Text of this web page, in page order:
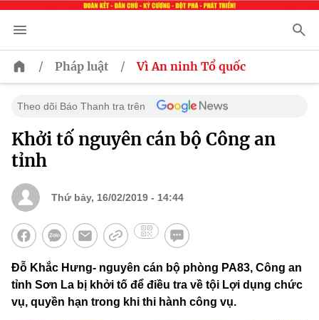
/ Pháp luật / Vì An ninh Tổ quốc
Theo dõi Báo Thanh tra trên
Khởi tố nguyên cán bộ Công an
tỉnh
Thứ bảy, 16/02/2019 - 14:44
Đỗ Khắc Hưng- nguyên cán bộ phòng PA83, Công an
tỉnh Sơn La bị khởi tố để điều tra về tội Lợi dụng chức
vụ, quyền hạn trong khi thi hành công vụ.